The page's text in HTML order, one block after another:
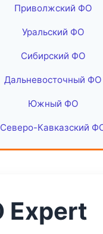
Приволжский ФО
Уральский ФО
Сибирский ФО
Дальневосточный ФО
Южный ФО
Северо-Кавказский